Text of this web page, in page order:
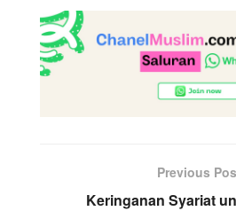
Previous
Keringanan Syariat